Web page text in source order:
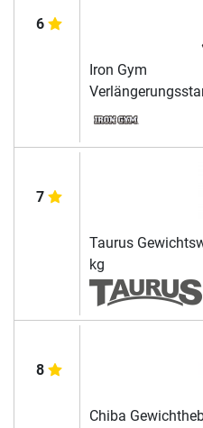
6
Iron Gym
7
Taurus
kg
8
Chiba